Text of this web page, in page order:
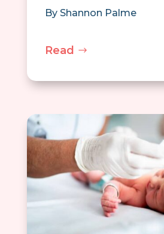
By Shannon Palme
Read